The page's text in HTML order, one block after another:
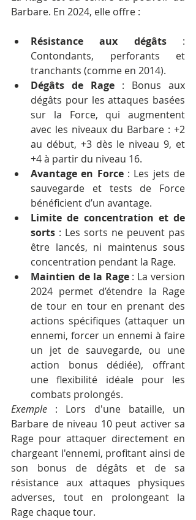
Barbare. En 2024, elle offre :
Résistance aux dégâts :
Contondants, perforants et
tranchants (comme en 2014).
Dégâts de Rage : Bonus aux
dégâts pour les attaques basées
sur la Force, qui augmentent
avec les niveaux du Barbare : +2
au début, +3 dès le niveau 9, et
+4 à partir du niveau 16.
Avantage en Force : Les jets de
sauvegarde et tests de Force
bénéficient d’un avantage.
Limite de concentration et de
sorts : Les sorts ne peuvent pas
être lancés, ni maintenus sous
concentration pendant la Rage.
Maintien de la Rage : La version
2024 permet d’étendre la Rage
de tour en tour en prenant des
actions spécifiques (attaquer un
ennemi, forcer un ennemi à faire
un jet de sauvegarde, ou une
action bonus dédiée), offrant
une flexibilité idéale pour les
combats prolongés.
Exemple : Lors d'une bataille, un
Barbare de niveau 10 peut activer sa
Rage pour attaquer directement en
chargeant l'ennemi, profitant ainsi de
son bonus de dégâts et de sa
résistance aux attaques physiques
adverses, tout en prolongeant la
Rage chaque tour.